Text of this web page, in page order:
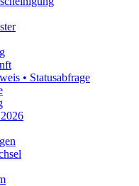
• Statusabfrage